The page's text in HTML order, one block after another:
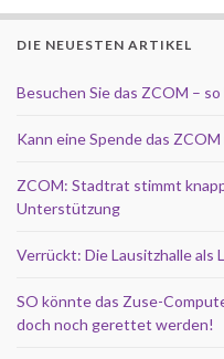
DIE NEUESTEN ARTIKEL
Besuchen Sie das ZCOM –
Kann eine Spende das
ZCOM: Stadtrat stimmt
Unterstützung
Verrückt: Die Lausitzhalle als
SO könnte das Zuse-
doch noch gerettet werden!